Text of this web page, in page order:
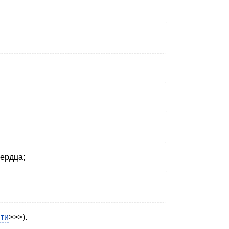
>>>).